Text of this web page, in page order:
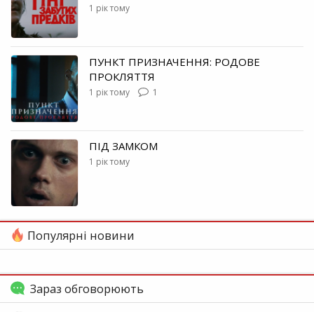
1 рік тому
ПУНКТ ПРИЗНАЧЕННЯ: РОДОВЕ
ПРОКЛЯТТЯ
1 рік тому 1
ПІД ЗАМКОМ
1 рік тому
Популярні новини
Зараз обговорюють